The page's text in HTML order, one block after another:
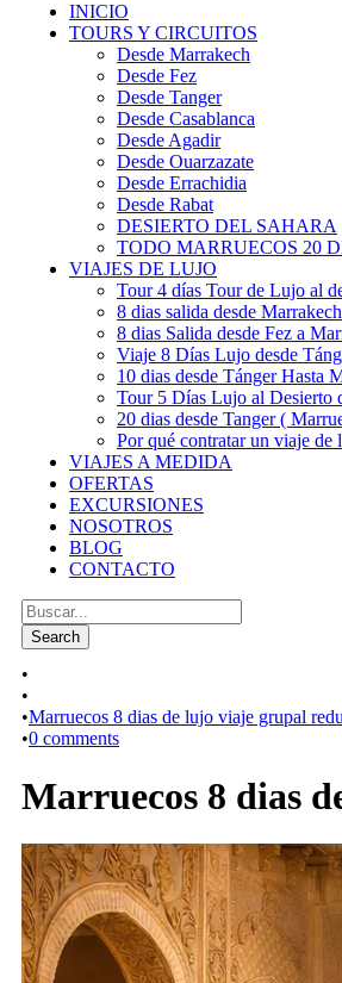
INICIO
TOURS Y CIRCUITOS
Desde Marrakech
Desde Fez
Desde Tanger
Desde Casablanca
Desde Agadir
Desde Ouarzazate
Desde Errachidia
Desde Rabat
DESIERTO DEL SAHARA
TODO MARRUECOS 20
VIAJES DE LUJO
Tour 4 días Tour de Lujo al
8 dias salida desde
8 dias Salida desde Fez a
Viaje 8 Días Lujo desde
10 dias desde Tánger Hasta
Tour 5 Días Lujo al Desierto
20 dias desde Tanger (
Por qué contratar un viaje
VIAJES A MEDIDA
OFERTAS
EXCURSIONES
NOSOTROS
BLOG
CONTACTO
•
•
•Marruecos 8 dias de lujo viaje grupal
•0 comments
Marruecos 8 dias